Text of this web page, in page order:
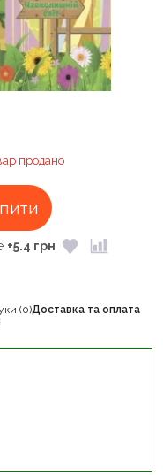
продано
+5.4 грн
(0)Доставка та оплата